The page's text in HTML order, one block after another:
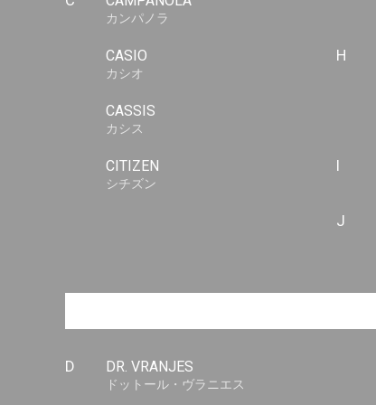
カンパノラ
CASIO
カシオ
CASSIS
カシス
CITIZEN
シチズン
H
I
J
D DR. VRANJES
ドットール・ヴラニエス